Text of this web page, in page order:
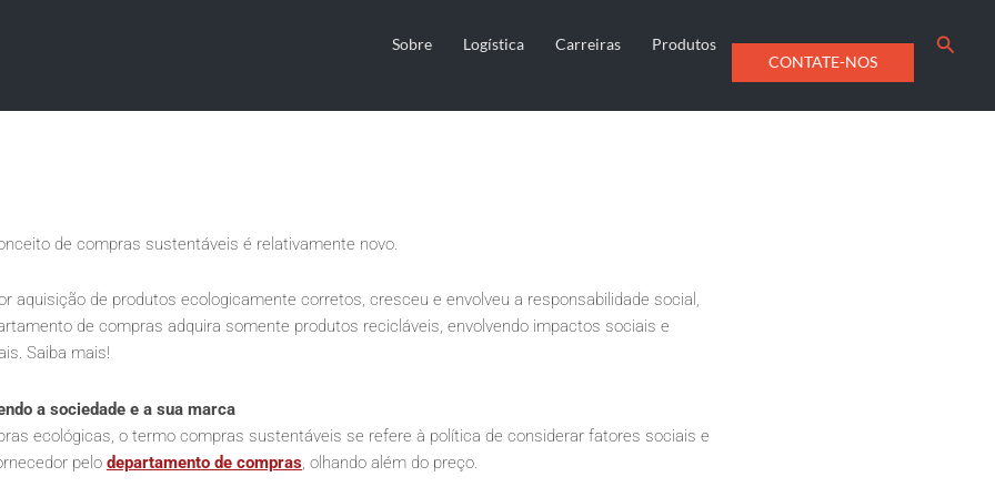
Sobre Logística Carreiras
Produtos
CONTATE-NOS
de compras sustentáveis é relativamente novo.
aquisição de produtos ecologicamente corretos, cresceu e envolveu a responsabilidade social,
de compras adquira somente produtos recicláveis, envolvendo impactos sociais e
Saiba mais!
a sociedade e a sua marca
ecológicas, o termo compras sustentáveis se refere à política de considerar fatores sociais e
pelo departamento de compras, olhando além do preço.